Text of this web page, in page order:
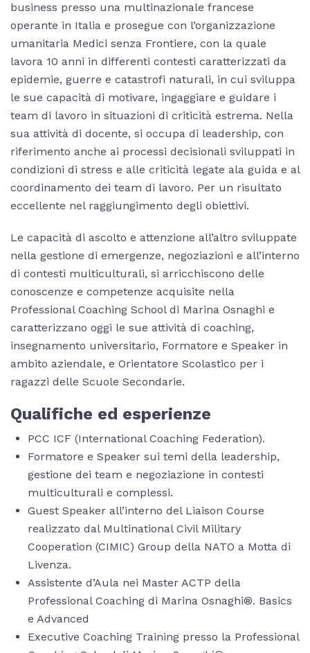
business presso una multinazionale francese
operante in Italia e prosegue con l’organizzazione
umanitaria Medici senza Frontiere, con la quale
lavora 10 anni in differenti contesti caratterizzati da
epidemie, guerre e catastrofi naturali, in cui sviluppa
le sue capacità di motivare, ingaggiare e guidare i
team di lavoro in situazioni di criticità estrema. Nella
sua attività di docente, si occupa di leadership, con
riferimento anche ai processi decisionali sviluppati in
condizioni di stress e alle criticità legate ala guida e al
coordinamento dei team di lavoro. Per un risultato
eccellente nel raggiungimento degli obiettivi.
Le capacità di ascolto e attenzione all’altro sviluppate
nella gestione di emergenze, negoziazioni e all’interno
di contesti multiculturali, si arricchiscono delle
conoscenze e competenze acquisite nella
Professional Coaching School di Marina Osnaghi e
caratterizzano oggi le sue attività di coaching,
insegnamento universitario, Formatore e Speaker in
ambito aziendale, e Orientatore Scolastico per i
ragazzi delle Scuole Secondarie.
Qualifiche ed esperienze
PCC ICF (International Coaching Federation).
Formatore e Speaker sui temi della leadership,
gestione dei team e negoziazione in contesti
multiculturali e complessi.
Guest Speaker all’interno del Liaison Course
realizzato dal Multinational Civil Military
Cooperation (CIMIC) Group della NATO a Motta di
Livenza.
Assistente d’Aula nei Master ACTP della
Professional Coaching di Marina Osnaghi®. Basics
e Advanced
Executive Coaching Training presso la Professional